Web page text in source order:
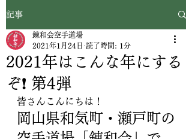
記事
2021年はこんな年にする
ぞ❗️ 第4弾
錬和会空手道場
2021年1月24日 読了時間: 1分
皆さんこんにちは！
岡山県和気町・瀬戸町の